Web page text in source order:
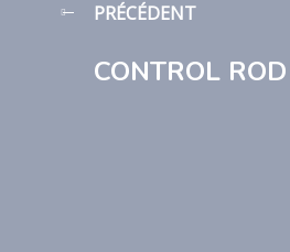
PRÉCÉDENT
CONTROL ROD